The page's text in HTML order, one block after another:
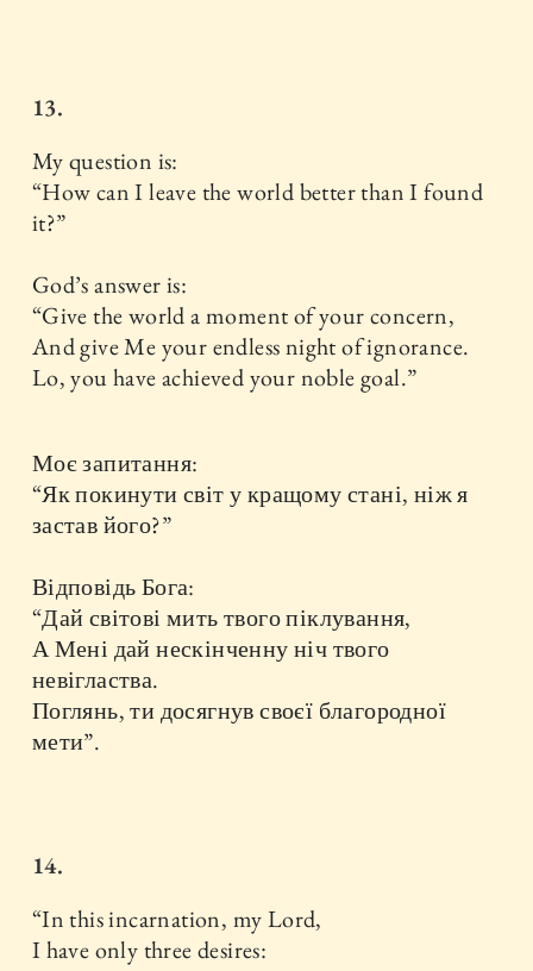
13.
My question is:
“How can I leave the world better than I found
it?”
God’s answer is:
“Give the world a moment of your concern,
And give Me your endless night of ignorance.
Lo, you have achieved your noble goal.”
Моє запитання:
“Як покинути світ у кращому стані, ніж я
застав його?”
Відповідь Бога:
“Дай світові мить твого піклування,
А Мені дай нескінченну ніч твого
невігластва.
Поглянь, ти досягнув своєї благородної
мети”.
14.
“In this incarnation, my Lord,
I have only three desires: